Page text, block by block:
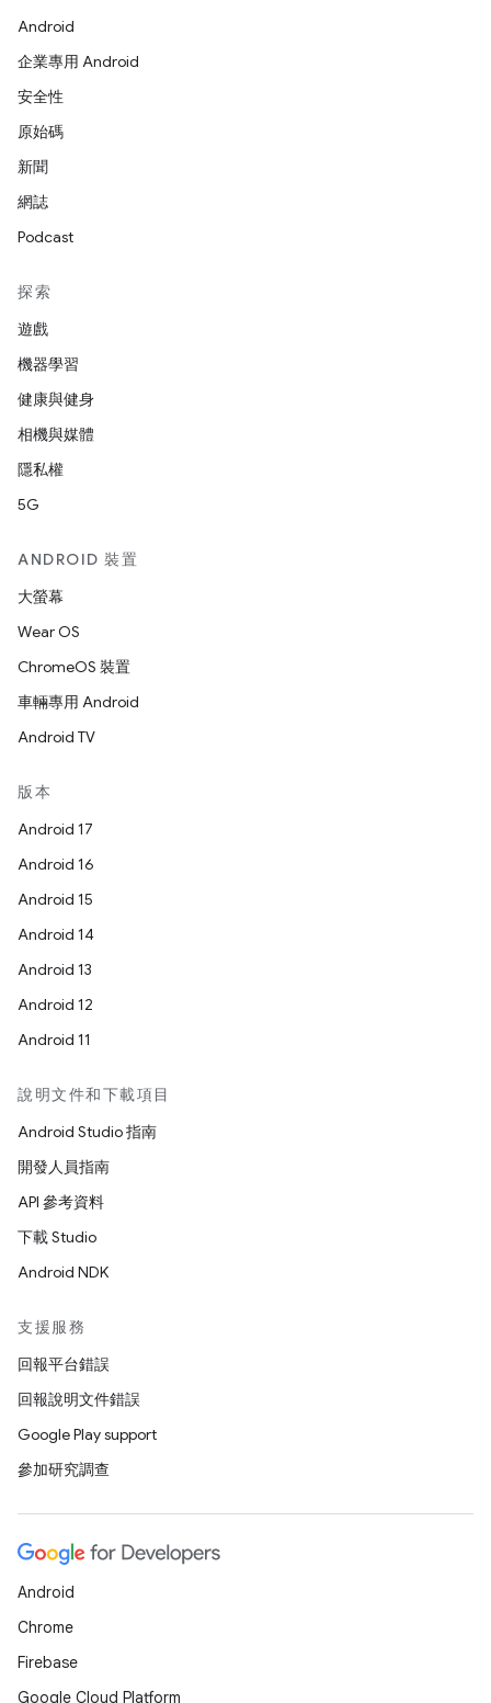
Android
企業專用 Android
安全性
原始碼
新聞
網誌
Podcast
探索
遊戲
機器學習
健康與健身
相機與媒體
隱私權
5G
ANDROID 裝置
大螢幕
Wear OS
ChromeOS 裝置
車輛專用 Android
Android TV
版本
Android 17
Android 16
Android 15
Android 14
Android 13
Android 12
Android 11
說明文件和下載項目
Android Studio 指南
開發人員指南
API 參考資料
下載 Studio
Android NDK
支援服務
回報平台錯誤
回報說明文件錯誤
Google Play support
參加研究調查
Android
Chrome
Firebase
Google Cloud Platform